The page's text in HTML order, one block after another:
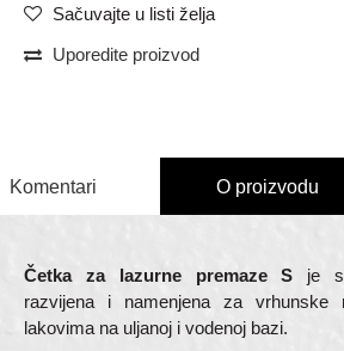
Sačuvajte u listi želja
Uporedite proizvod
Komentari O proizvodu
Četka za lazurne premaze S je
razvijena i namenjena za
lakovima na uljanoj i vodenoj bazi.